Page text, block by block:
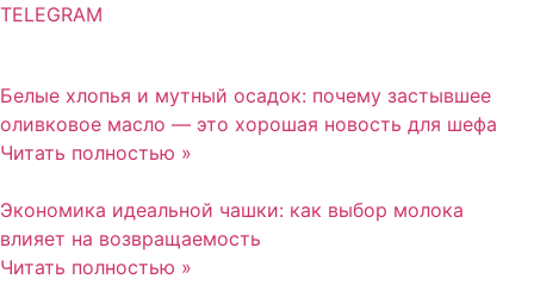
TELEGRAM
Белые хлопья и мутный осадок: почему застывшее
оливковое масло — это хорошая новость для шефа
Читать полностью »
Экономика идеальной чашки: как выбор молока
влияет на возвращаемость
Читать полностью »